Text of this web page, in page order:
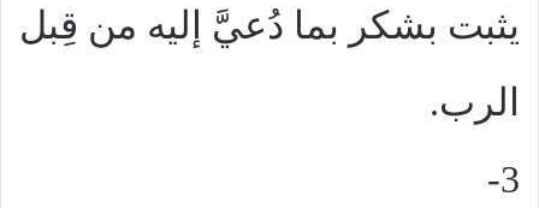
يثبت بشكر بما دُعيَّ إليه من قِبل
الرب.
3-